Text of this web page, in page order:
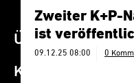
Zweiter K+P-
ist
09.12.25 08:00 0
Über K+P
Kontakt